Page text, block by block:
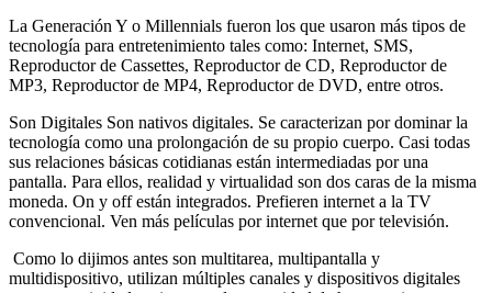
La Generación Y o Millennials fueron los que usaron más tipos de
tecnología para entretenimiento tales como: Internet, SMS,
Reproductor de Cassettes, Reproductor de CD, Reproductor de
MP3, Reproductor de MP4, Reproductor de DVD, entre otros.
Son Digitales Son nativos digitales. Se caracterizan por dominar la
tecnología como una prolongación de su propio cuerpo. Casi todas
sus relaciones básicas cotidianas están intermediadas por una
pantalla. Para ellos, realidad y virtualidad son dos caras de la misma
moneda. On y off están integrados. Prefieren internet a la TV
convencional. Ven más películas por internet que por televisión.
Como lo dijimos antes son multitarea, multipantalla y
multidispositivo, utilizan múltiples canales y dispositivos digitales